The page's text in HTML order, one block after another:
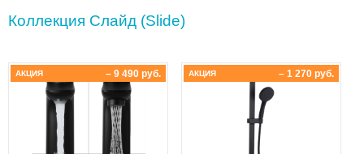
Коллекция Слайд (Slide)
– 9 490 руб.
АКЦИЯ – 1 270 руб.
АКЦИЯ